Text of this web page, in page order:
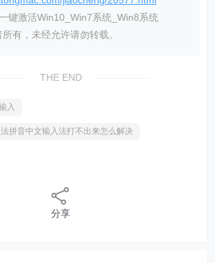
键激活Win10_Win7系统_Win8系统
有，未经允许请勿转载。
THE END
入
拼音中文输入法打不出来怎么解决
分享